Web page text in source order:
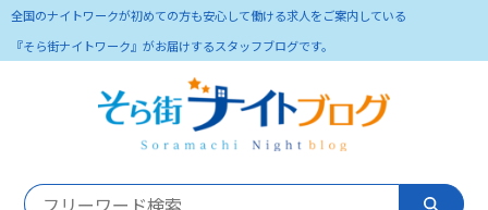
全国のナイトワークが初めての方も安心して働ける求人をご案内している
『そら街ナイトワーク』がお届けするスタッフブログです。